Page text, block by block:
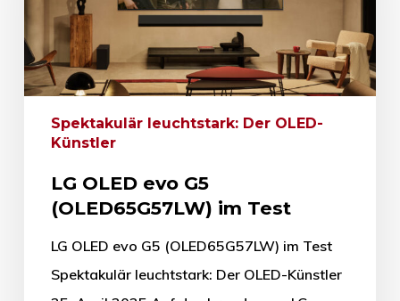
Spektakulär leuchtstark: Der OLED-
Künstler
LG OLED evo G5
(OLED65G57LW) im Test
LG OLED evo G5 (OLED65G57LW) im Test
Spektakulär leuchtstark: Der OLED-Künstler